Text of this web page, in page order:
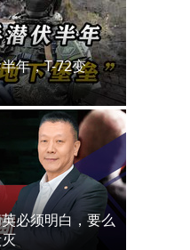
年，T-72变
必须明白，要么